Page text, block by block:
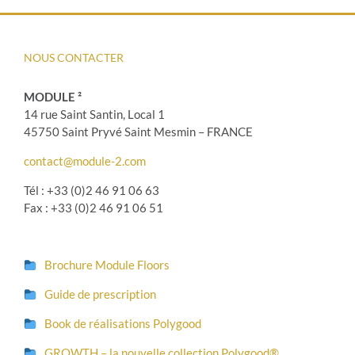
NOUS CONTACTER
MODULE ²
14 rue Saint Santin, Local 1
45750 Saint Pryvé Saint Mesmin – FRANCE
contact@module-2.com
Tél : +33 (0)2 46 91 06 63
Fax : +33 (0)2 46 91 06 51
Brochure Module Floors
Guide de prescription
Book de réalisations Polygood